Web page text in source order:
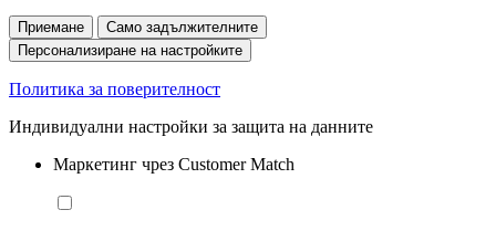
Приемане
Само задължителните
Персонализиране на настройките
Политика за поверителност
Индивидуални настройки за защита на данните
Маркетинг чрез Customer Match